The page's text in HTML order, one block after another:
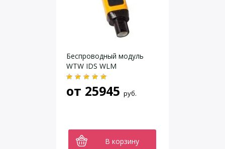
Беспроводный модуль
WTW IDS WLM
от 25945 руб.
В корзину